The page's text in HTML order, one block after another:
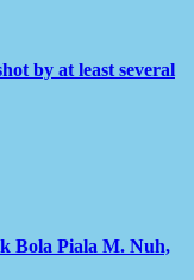
by at least several
Bola Piala M. Nuh,